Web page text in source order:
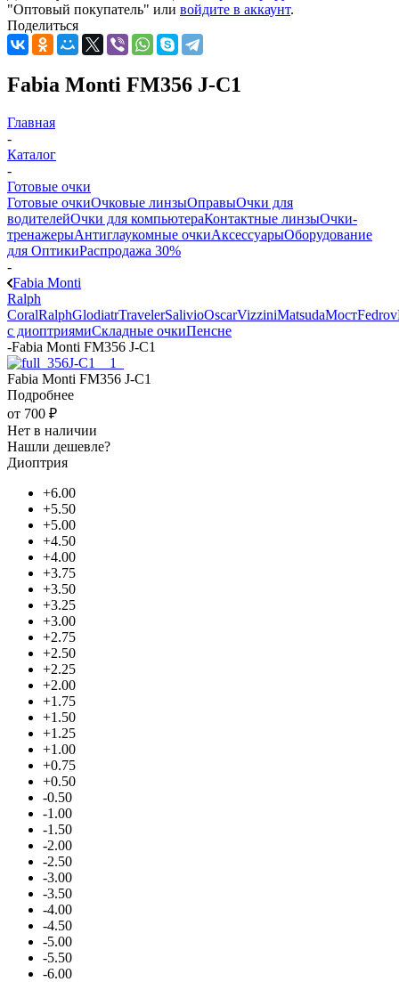
"Оптовый покупатель" или войдите в аккаунт.
Поделиться
Fabia Monti FM356 J-C1
Главная
-
Каталог
-
Готовые очки
Готовые очкиОчковые линзыОправыОчки для
водителейОчки для компьютераКонтактные линзыОчки-
тренажерыАнтиглаукомные очкиАксессуарыОборудование
для ОптикиРаспродажа 30%
-
Fabia Monti
Ralph
CoralRalphGlodiatrTravelerSalivioOscarVizziniMatsudaМостFedrov
с диоптриямиСкладные очкиПенсне
-Fabia Monti FM356 J-C1
Fabia Monti FM356 J-C1
Подробнее
от 700 ₽
Нет в наличии
Нашли дешевле?
Диоптрия
+6.00
+5.50
+5.00
+4.50
+4.00
+3.75
+3.50
+3.25
+3.00
+2.75
+2.50
+2.25
+2.00
+1.75
+1.50
+1.25
+1.00
+0.75
+0.50
-0.50
-1.00
-1.50
-2.00
-2.50
-3.00
-3.50
-4.00
-4.50
-5.00
-5.50
-6.00